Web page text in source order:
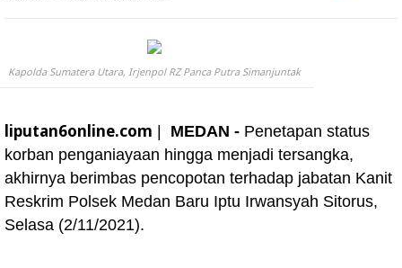
Kapolda Sumatera Utara, Irjenpol RZ Panca Putra Simanjuntak
liputan6online.com MEDAN - Penetapan status
korban penganiayaan hingga menjadi tersangka,
akhirnya berimbas pencopotan terhadap jabatan Kanit
Reskrim Polsek Medan Baru Iptu Irwansyah Sitorus,
Selasa (2/11/2021).